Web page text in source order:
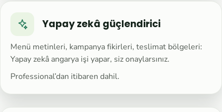
Yapay zekâ güçlendirici
Menü metinleri, kampanya fikirleri, teslimat bölgeleri:
Yapay zekâ angarya işi yapar, siz onaylarsınız.
Professional’dan itibaren dahil.